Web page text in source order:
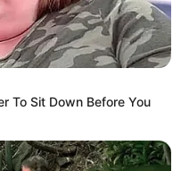
To Sit Down Before You